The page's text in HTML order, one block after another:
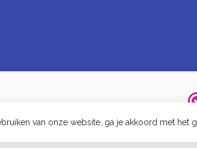
©
van onze website, ga je akkoord met het